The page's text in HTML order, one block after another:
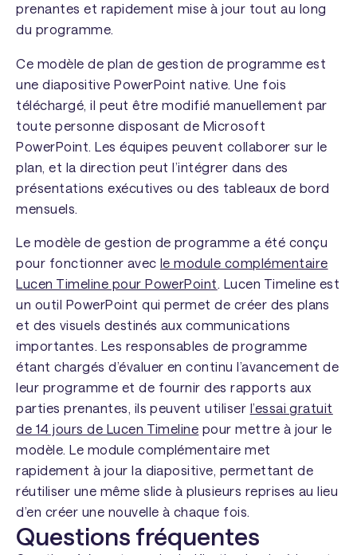
prenantes et rapidement mise à jour tout au long
du programme.
Ce modèle de plan de gestion de programme est
une diapositive PowerPoint native. Une fois
téléchargé, il peut être modifié manuellement par
toute personne disposant de Microsoft
PowerPoint. Les équipes peuvent collaborer sur le
plan, et la direction peut l’intégrer dans des
présentations exécutives ou des tableaux de bord
mensuels.
Le modèle de gestion de programme a été conçu
pour fonctionner avec le module complémentaire
Lucen Timeline pour PowerPoint. Lucen Timeline est
un outil PowerPoint qui permet de créer des plans
et des visuels destinés aux communications
importantes. Les responsables de programme
étant chargés d’évaluer en continu l’avancement de
leur programme et de fournir des rapports aux
parties prenantes, ils peuvent utiliser l’essai gratuit
de 14 jours de Lucen Timeline pour mettre à jour le
modèle. Le module complémentaire met
rapidement à jour la diapositive, permettant de
réutiliser une même slide à plusieurs reprises au lieu
d’en créer une nouvelle à chaque fois.
Questions fréquentes